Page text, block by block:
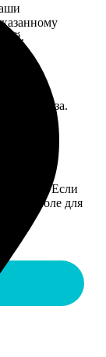
заказа.
заказа. Если
поле для